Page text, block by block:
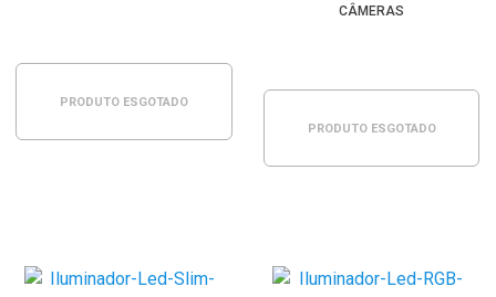
PRODUTO ESGOTADO
CÂMERAS
PRODUTO ESGOTADO